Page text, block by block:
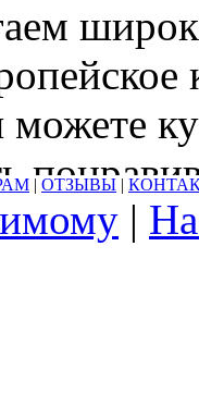
| ОТЗЫВЫ |
|